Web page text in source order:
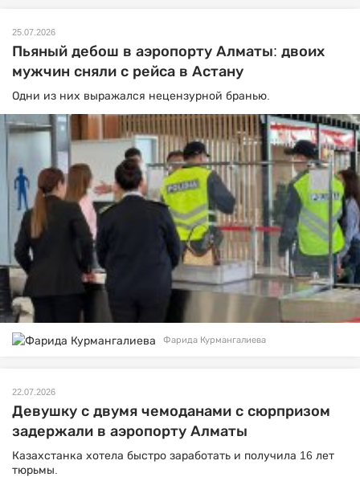
25.07.2026
Пьяный дебош в аэропорту Алматы: двоих
мужчин сняли с рейса в Астану
Одни из них выражался нецензурной бранью.
Фарида Курмангалиева
22.07.2026
Девушку с двумя чемоданами с сюрпризом
задержали в аэропорту Алматы
Казахстанка хотела быстро заработать и получила 16 лет
тюрьмы.